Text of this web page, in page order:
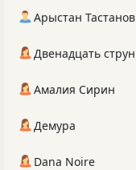
Арыстан Тастанов
Двенадцать струн
Амалия Сирин
Демура
Dana Noire